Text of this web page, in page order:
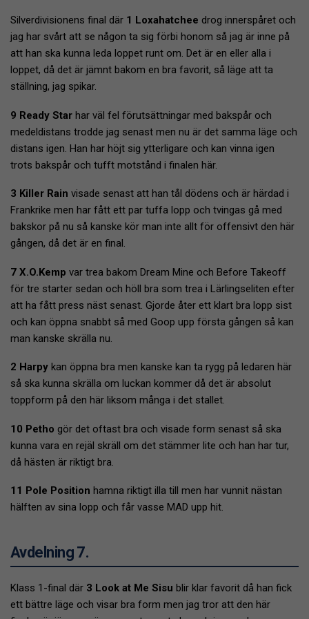
Silverdivisionens final där 1 Loxahatchee drog innerspåret och
jag har svårt att se någon ta sig förbi honom så jag är inne på
att han ska kunna leda loppet runt om. Det är en eller alla i
loppet, då det är jämnt bakom en bra favorit, så läge att ta
ställning, jag spikar.
9 Ready Star har väl fel förutsättningar med bakspår och
medeldistans trodde jag senast men nu är det samma läge och
distans igen. Han har höjt sig ytterligare och kan vinna igen
trots bakspår och tufft motstånd i finalen här.
3 Killer Rain visade senast att han tål dödens och är härdad i
Frankrike men har fått ett par tuffa lopp och tvingas gå med
bakskor på nu så kanske kör man inte allt för offensivt den här
gången, då det är en final.
7 X.O.Kemp var trea bakom Dream Mine och Before Takeoff
för tre starter sedan och höll bra som trea i Lärlingseliten efter
att ha fått press näst senast. Gjorde åter ett klart bra lopp sist
och kan öppna snabbt så med Goop upp första gången så kan
man kanske skrälla nu.
2 Harpy kan öppna bra men kanske kan ta rygg på ledaren här
så ska kunna skrälla om luckan kommer då det är absolut
toppform på den här liksom många i det stallet.
10 Petho gör det oftast bra och visade form senast så ska
kunna vara en rejäl skräll om det stämmer lite och han har tur,
då hästen är riktigt bra.
11 Pole Position hamna riktigt illa till men har vunnit nästan
hälften av sina lopp och får vasse MAD upp hit.
Avdelning 7.
Klass 1-final där 3 Look at Me Sisu blir klar favorit då han fick
ett bättre läge och visar bra form men jag tror att den här